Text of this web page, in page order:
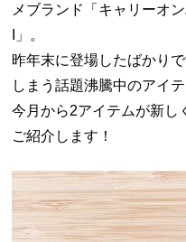
メブランド「キャリーオ
I」。
昨年末に登場したばかり
しまう話題沸騰中のアイテ
今月から2アイテムが新し
ご紹介します！